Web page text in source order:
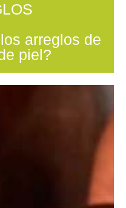
arreglos de
piel?